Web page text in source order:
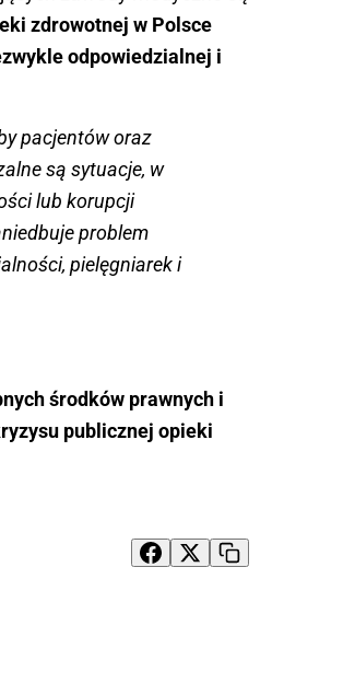
zdrowotnej w Polsce
odpowiedzialnej i
pacjentów oraz
są sytuacje, w
lub korupcji
problem
pielęgniarek i
środków prawnych i
publicznej opieki